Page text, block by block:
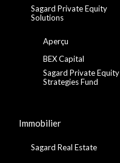
Sagard Private Equity
Solutions
Aperçu
BEX Capital
Sagard Private Equity
Strategies Fund
Immobilier
Sagard Real Estate